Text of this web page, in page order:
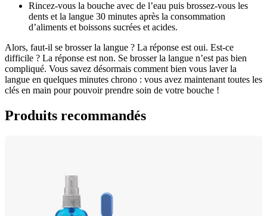
Rincez-vous la bouche avec de l’eau puis brossez-vous les
dents et la langue 30 minutes après la consommation
d’aliments et boissons sucrées et acides.
Alors, faut-il se brosser la langue ? La réponse est oui. Est-ce
difficile ? La réponse est non. Se brosser la langue n’est pas bien
compliqué. Vous savez désormais comment bien vous laver la
langue en quelques minutes chrono : vous avez maintenant toutes les
clés en main pour pouvoir prendre soin de votre bouche !
Produits recommandés